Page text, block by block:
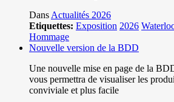
Dans Actualités 2026
Etiquettes: Exposition 2026
Hommage
Nouvelle version de la BDD
Une nouvelle mise en page de la
vous permettra de visualiser les
conviviale et plus facile